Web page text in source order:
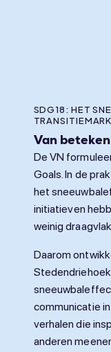
SDG18: HET
Van
De VN
Goals. In de
het
initiatieven
weinig
Daarom
communicatie
verhalen die
anderen